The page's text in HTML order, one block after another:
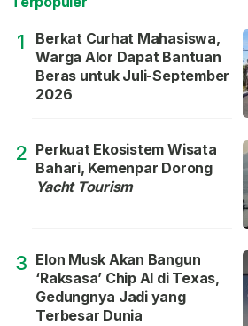
1
Berkat Curhat Mahasiswa,
Warga Alor Dapat Bantuan
Beras untuk Juli-September
2026
2 Perkuat Ekosistem Wisata
Bahari, Kemenpar Dorong
Yacht Tourism
3 Elon Musk Akan Bangun
‘Raksasa’ Chip AI di Texas,
Gedungnya Jadi yang
Terbesar Dunia